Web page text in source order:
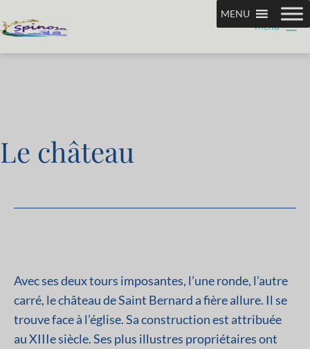
au
Menu
MENU
Le château
Avec ses deux tours imposantes, l’une ronde, l’autre
carré, le château de Saint Bernard a fière allure. Il se
trouve face à l’église. Sa construction est attribuée
au XIIIe siècle. Ses plus illustres propriétaires ont